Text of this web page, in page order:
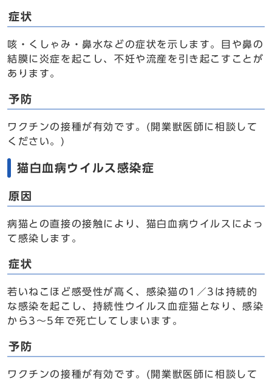
症状
咳・くしゃみ・鼻水などの症状を示します。目や鼻の
結膜に炎症を起こし、不妊や流産を引き起こすことが
あります。
予防
ワクチンの接種が有効です。(開業獣医師に相談して
ください。)
猫白血病ウイルス感染症
原因
病猫との直接の接触により、猫白血病ウイルスによっ
て感染します。
症状
若いねこほど感受性が高く、感染猫の1／3は持続的
な感染を起こし、持続性ウイルス血症猫となり、感染
から3～5年で死亡してしまいます。
予防
ワクチンの接種が有効です。(開業獣医師に相談して